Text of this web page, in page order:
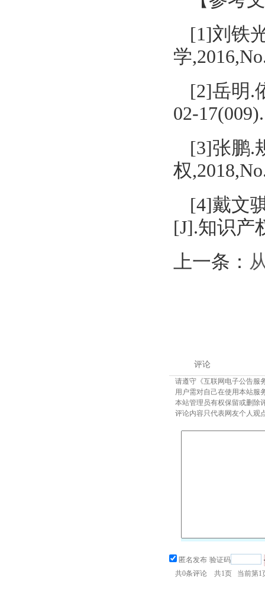
[1]刘铁
学
[2]岳明.
02-17(009).
[3]张鹏.
权
[4]戴文
[J].知识产
上一条：
评论
请遵守《互联网电子公告服
用户需对自己在使用本站服
本站管理员有权保留或删除
评论内容只代表网友个人观
匿名发布 验证码
共0条评论 共1页 当前第1